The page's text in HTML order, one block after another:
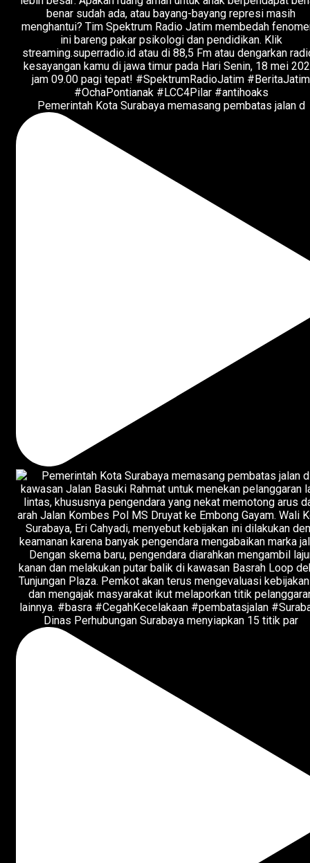
Pemerintah Kota Surabaya memasang pembatas jalan d
Dinas Perhubungan Surabaya menyiapkan 15 titik par